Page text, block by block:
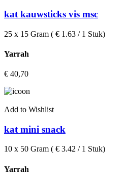
kat kauwsticks vis msc
25 x 15 Gram ( € 1.63 / 1 Stuk)
Yarrah
€ 40,70
Add to Wishlist
kat mini snack
10 x 50 Gram ( € 3.42 / 1 Stuk)
Yarrah